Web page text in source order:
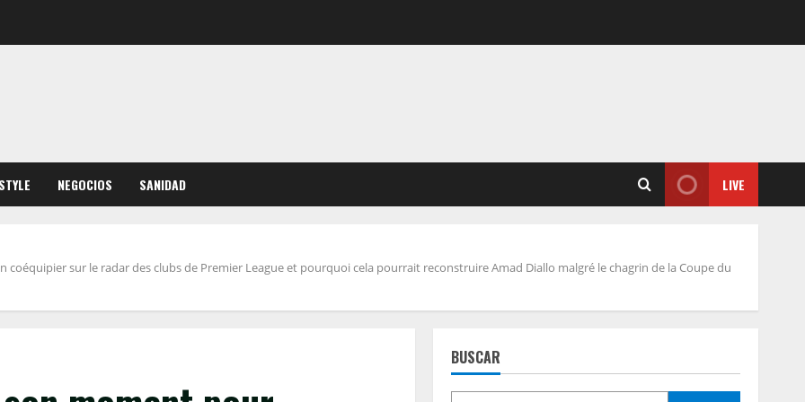
NEGOCIOS SANIDAD LIVE
sur le radar des clubs de Premier League et pourquoi cela pourrait reconstruire Amad Diallo malgré le chagrin de la Coupe du
BUSCAR